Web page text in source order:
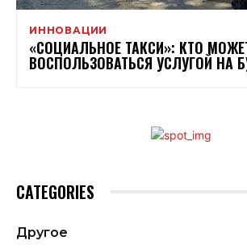
ИННОВАЦИИ
«СОЦИАЛЬНОЕ ТАКСИ»: КТО
ВОСПОЛЬЗОВАТЬСЯ УСЛУГОЙ НА
CATEGORIES
Другое